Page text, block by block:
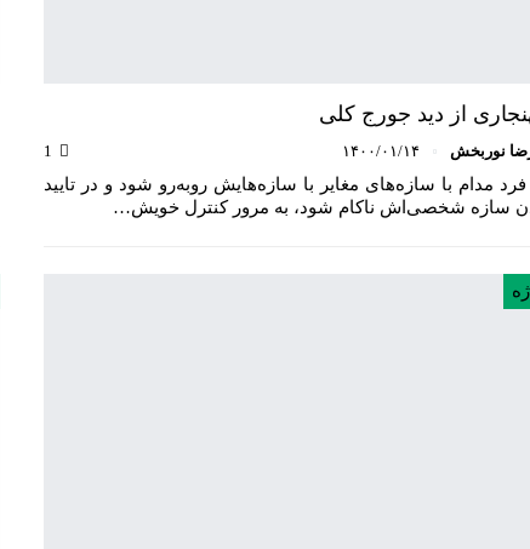
از دید جورج کلی
نوربخش ۱۴۰۰/۰۱/۱۴
فرد مدام با سازه‌های مغایر با سازه‌هایش رو‌به‌رو شود و در تایید
سازه شخصی‌اش ناکام شود، به مرور کنترل خویش…